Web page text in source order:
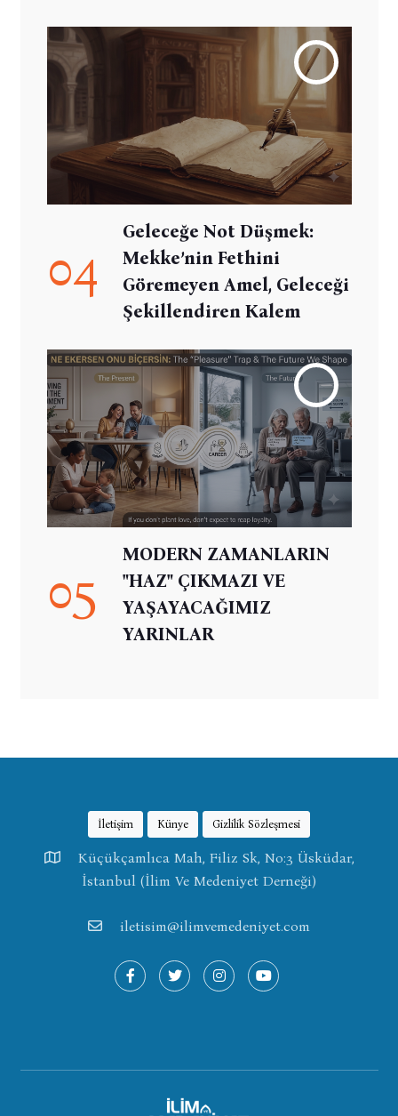
04
Geleceğe Not Düşmek:
Mekke’nin Fethini
Göremeyen Amel, Geleceği
Şekillendiren Kalem
05
MODERN ZAMANLARIN
"HAZ" ÇIKMAZI VE
YAŞAYACAĞIMIZ
YARINLAR
İletişim Künye Gizlilik Sözleşmesi
Küçükçamlıca Mah, Filiz Sk, No:3 Üsküdar,
İstanbul (İlim Ve Medeniyet Derneği)
iletisim@ilimvemedeniyet.com